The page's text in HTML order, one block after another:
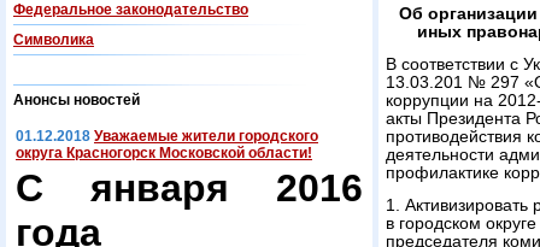
Федеральнoe законодательство
Символика
Анонсы новостей
01.12.2018 Уважаемые жители городского
округа Красногорск Московской области!
С января 2016
года
Об
иных
В соответствии с
13.03.201 № 297
коррупции на
акты Президента
противодействия
деятельности
профилактике
1. Активизировать
в городском
председателя